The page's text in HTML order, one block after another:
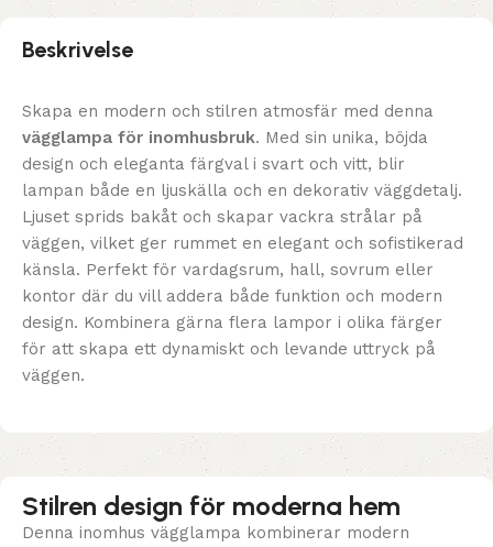
Beskrivelse
Skapa en modern och stilren atmosfär med denna
vägglampa för inomhusbruk. Med sin unika, böjda
design och eleganta färgval i svart och vitt, blir
lampan både en ljuskälla och en dekorativ väggdetalj.
Ljuset sprids bakåt och skapar vackra strålar på
väggen, vilket ger rummet en elegant och sofistikerad
känsla. Perfekt för vardagsrum, hall, sovrum eller
kontor där du vill addera både funktion och modern
design. Kombinera gärna flera lampor i olika färger
för att skapa ett dynamiskt och levande uttryck på
väggen.
Stilren design för moderna hem
Denna inomhus vägglampa kombinerar modern